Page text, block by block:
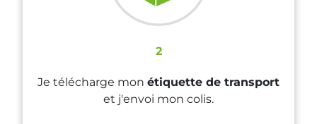
2
Je télécharge mon étiquette de transport
et j'envoi mon colis.